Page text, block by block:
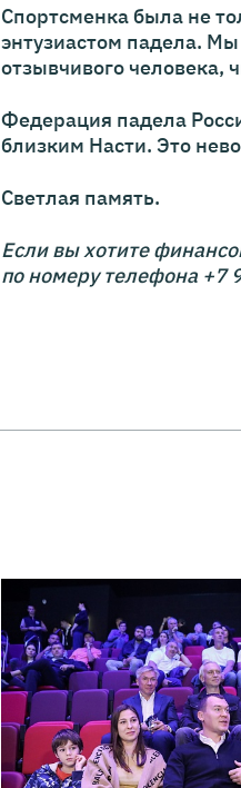
Спортсменка была не
энтузиастом падела.
отзывчивого человека,
Федерация падела
близким Насти. Это
Светлая память.
Если вы хотите
по номеру телефона